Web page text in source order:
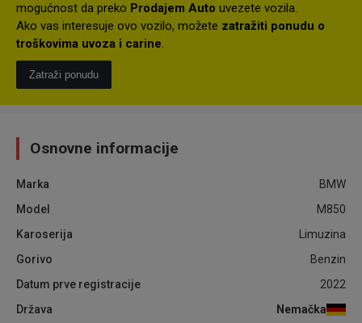
mogućnost da preko Prodajem Auto uvezete vozila.
Ako vas interesuje ovo vozilo, možete zatražiti ponudu o
troškovima uvoza i carine.
Zatraži ponudu
Osnovne informacije
Marka
BMW
Model
M850
Karoserija
Limuzina
Gorivo
Benzin
Datum prve registracije
2022
Država
Nemačka